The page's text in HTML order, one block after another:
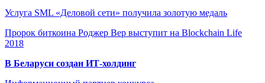
Услуга SML «Деловой сети» получила золотую медаль
Пророк биткоина Роджер Вер выступит на Blockchain Life
2018
В Беларуси создан ИТ-холдинг